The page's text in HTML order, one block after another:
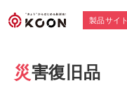
製品サイト
災害復旧品